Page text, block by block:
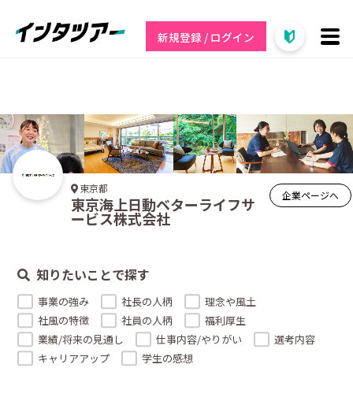
新規登録 / ログイン
東京都
東京海上日動ベターライフサ
ービス株式会社
企業ページへ
知りたいことで探す
事業の強み 社長の人柄
理念や風土
社風の特徴
社員の人柄
福利厚生
業績/将来の見通し
仕事内容/やりがい
選考内容
キャリアアップ
学生の感想